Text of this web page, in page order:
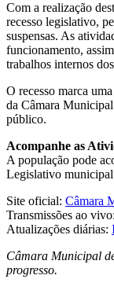
Com a realização
recesso legislativo,
suspensas. As
funcionamento,
trabalhos internos
O recesso marca
da Câmara
público.
Acompanhe as
A população pode
Legislativo
Site oficial: Câmara
Transmissões ao vivo:
Atualizações diárias:
Câmara Municipal
progresso.